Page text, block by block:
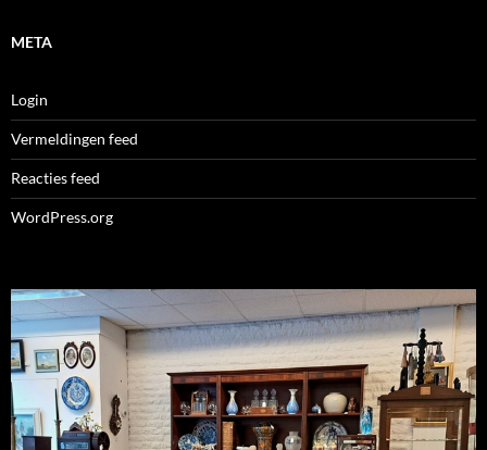
META
Login
Vermeldingen feed
Reacties feed
WordPress.org